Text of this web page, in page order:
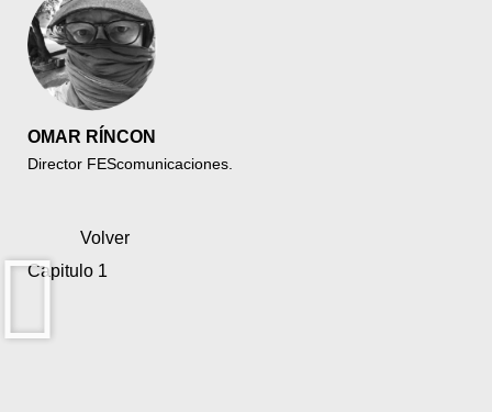
OMAR RÍNCON
Director FEScomunicaciones.
Volver
Capitulo 1